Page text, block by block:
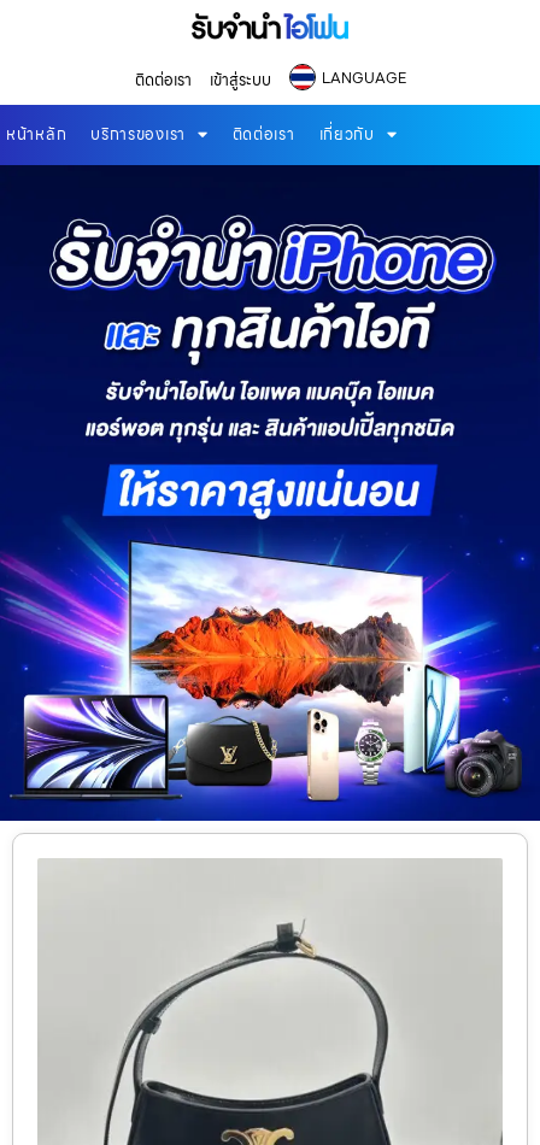
ติดต่อเรา เข้าสู่ระบบ LANGUAGE
หน้าหลัก บริการของเรา ติดต่อเรา เกี่ยวกับ